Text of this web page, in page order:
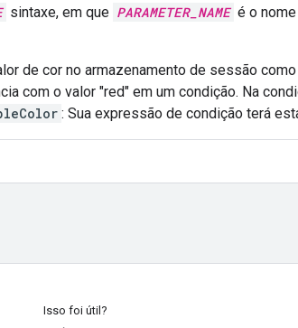
sintaxe, em que PARAMETER_NAME é o
de cor no armazenamento de sessão
com o valor "red" em um condição. Na
: Sua expressão de condição terá
Isso foi útil?